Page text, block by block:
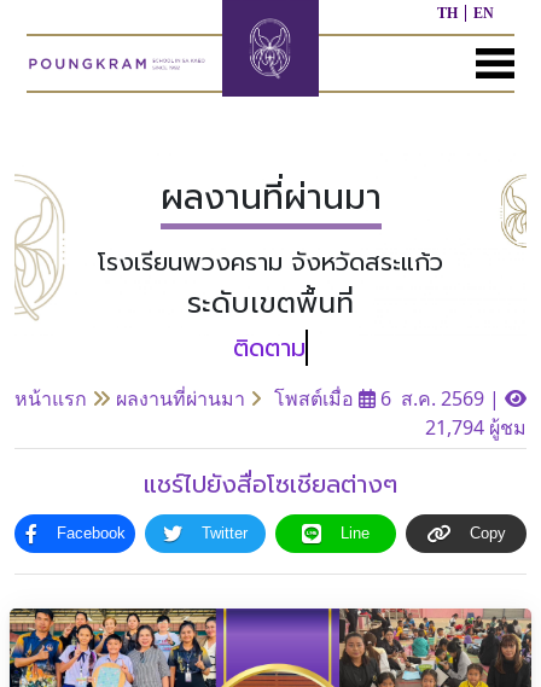
TH EN
MENU
แรก
กับ
ประวัติ
โรงเรียน
บุคลากร
ของ
เรา
โครงสร้าง
ขอบข่าย
และ
ภารกิจ
หลักสูตร
ก่อน
วัย
เรียน
หลักสูตร
หลักสูตร
ผล
งาน
ที่
ผ่าน
มา
ที่
มา
เรา
ผลงานที่ผ่านมา
โรงเรียนพวงคราม จังหวัดสระแก้ว
ระดับเขตพื้นที่
หน้าแรก ผลงานที่ผ่านมา โพสต์เมื่อ 6 ส.ค. 2569 |
21,794 ผู้ชม
แชร์ไปยังสื่อโซเชียลต่างๆ
Facebook Twitter Line Copy